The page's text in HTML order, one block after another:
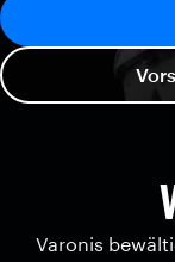
Varonis